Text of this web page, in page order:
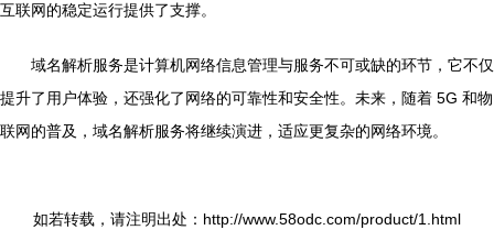
互联网的稳定运行提供了支撑。
域名解析服务是计算机网络信息管理与服务不可或缺的环节，它不仅
提升了用户体验，还强化了网络的可靠性和安全性。未来，随着 5G 和物
联网的普及，域名解析服务将继续演进，适应更复杂的网络环境。
如若转载，请注明出处：http://www.58odc.com/product/1.html